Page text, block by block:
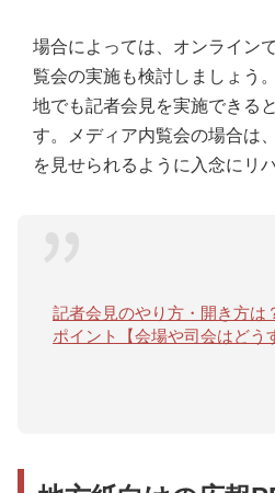
場合によっては、オンライン
覧会の実施も検討しましょう
地でも記者会見を実施できる
す。メディア内覧会の場合は
を見せられるように入念にリ
記者会見のやり方・開き方は
ポイント【会場や司会はどう